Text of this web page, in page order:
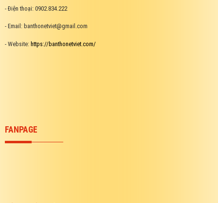
- Điện thoại: 0902.834.222
- Email: banthonetviet@gmail.com
- Website: https://banthonetviet.com/
FANPAGE